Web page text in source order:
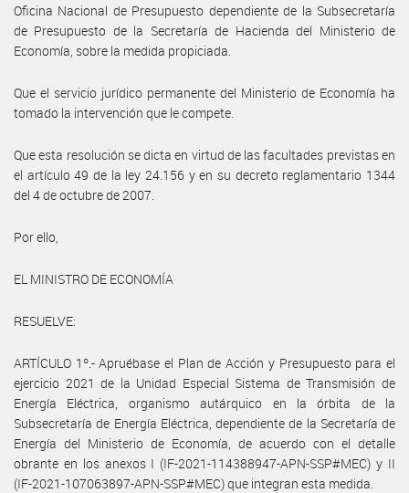
Oficina Nacional de Presupuesto dependiente de la Subsecretaría
de Presupuesto de la Secretaría de Hacienda del Ministerio de
Economía, sobre la medida propiciada.
Que el servicio jurídico permanente del Ministerio de Economía ha
tomado la intervención que le compete.
Que esta resolución se dicta en virtud de las facultades previstas en
el artículo 49 de la ley 24.156 y en su decreto reglamentario 1344
del 4 de octubre de 2007.
Por ello,
EL MINISTRO DE ECONOMÍA
RESUELVE:
ARTÍCULO 1º.- Apruébase el Plan de Acción y Presupuesto para el
ejercicio 2021 de la Unidad Especial Sistema de Transmisión de
Energía Eléctrica, organismo autárquico en la órbita de la
Subsecretaría de Energía Eléctrica, dependiente de la Secretaría de
Energía del Ministerio de Economía, de acuerdo con el detalle
obrante en los anexos I (IF-2021-114388947-APN-SSP#MEC) y II
(IF-2021-107063897-APN-SSP#MEC) que integran esta medida.